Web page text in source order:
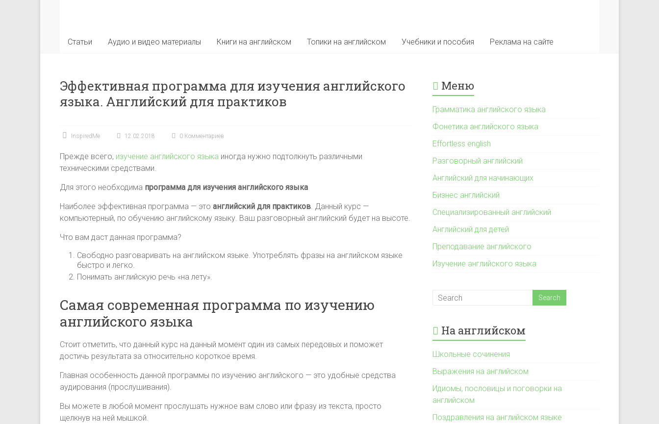
Статьи Аудио и видео материалы Книги на английском Топики на английском Учебники и пособия Реклама на сайте
Эффективная программа для изучения английского
языка. Английский для практиков
InspiredMe 12.02.2018 0 Комментариев
Прежде всего, изучение английского языка иногда нужно подтолкнуть различными
техническими средствами.
Для этого необходима программа для изучения английского языка
Наиболее эффективная программа — это английский для практиков. Данный курс —
компьютерный, по обучению английскому языку. Ваш разговорный английский будет на высоте.
Что вам даст данная программа?
Свободно разговаривать на английском языке. Употреблять фразы на английском языке
быстро и легко.
Понимать английскую речь «на лету».
Самая современная программа по изучению
английского языка
Стоит отметить, что данный курс на данный момент один из самых передовых и поможет
достичь результата за относительно короткое время.
Главная особенность данной программы по изучению английского — это удобные средства
аудирования (прослушивания).
Вы можете в любой момент прослушать нужное вам слово или фразу из текста, просто
щелкнув на ней мышкой.
Меню
Грамматика английского языка
Фонетика английского языка
Effortless english
Разговорный английский
Английский для начинающих
Бизнес английский
Специализированный английский
Английский для детей
Преподавание английского
Изучение английского языка
На английском
Школьные сочинения
Выражения на английском
Идиомы, пословицы и поговорки на
английском
Поздравления на английском языке